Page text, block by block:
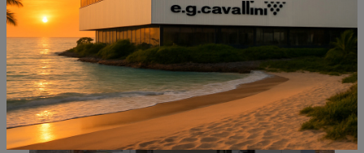
NON PERDERTI ANCHE:
EASY 01